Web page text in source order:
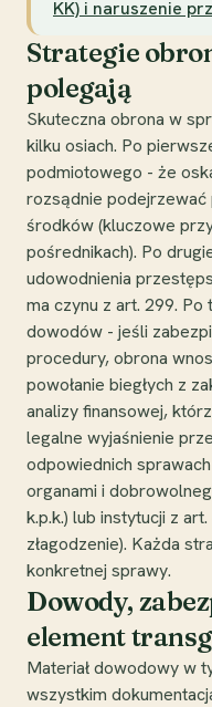
KK) i naruszenie
Strategie
polegają
Skuteczna obrona w
kilku osiach. Po
podmiotowego - że
rozsądnie
środków (kluczowe
pośrednikach). Po
udowodnienia
ma czynu z art. 299.
dowodów - jeśli
procedury, obrona
powołanie biegłych z
analizy finansowej,
legalne wyjaśnienie
odpowiednich
organami i
k.p.k.) lub instytucji z
złagodzenie). Każda
konkretnej sprawy.
Dowody,
element
Materiał dowodowy w
wszystkim